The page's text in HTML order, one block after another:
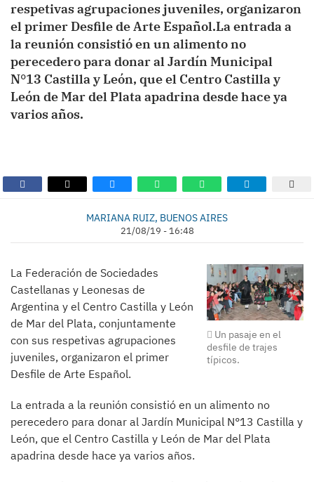
respetivas agrupaciones juveniles, organizaron
el primer Desfile de Arte Español.La entrada a
la reunión consistió en un alimento no
perecedero para donar al Jardín Municipal
N°13 Castilla y León, que el Centro Castilla y
León de Mar del Plata apadrina desde hace ya
varios años.
MARIANA RUIZ, BUENOS AIRES
21/08/19 - 16:48
Un pasaje en el
desfile de trajes
típicos.
La Federación de Sociedades
Castellanas y Leonesas de
Argentina y el Centro Castilla y León
de Mar del Plata, conjuntamente
con sus respetivas agrupaciones
juveniles, organizaron el primer
Desfile de Arte Español.
La entrada a la reunión consistió en un alimento no
perecedero para donar al Jardín Municipal N°13 Castilla y
León, que el Centro Castilla y León de Mar del Plata
apadrina desde hace ya varios años.